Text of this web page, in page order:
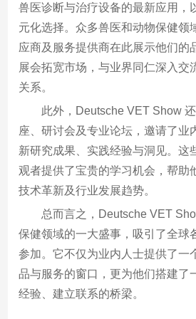
兽医诊断与治疗设备的最新应用，
元化选择。众多兽医和动物保健领
应商及服务提供商在此展示他们的
展会拓宽市场，与业界同仁深入交
关系。
此外，Deutsche VET Show
座、研讨会及专业论坛，邀请了业
新研究成果、实践经验与洞见。这
观者提供了宝贵的学习机会，帮助
技术革新及行业发展趋势。
总而言之，Deutsche VET
保健领域的一大盛事，吸引了全球
参加。它不仅为业内人士提供了一
品与服务的窗口，更为他们搭建了
经验、建立联系的桥梁。